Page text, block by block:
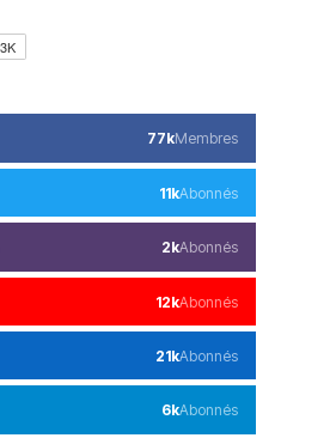
77kMembres
11kAbonnés
2kAbonnés
12kAbonnés
21kAbonnés
6kAbonnés